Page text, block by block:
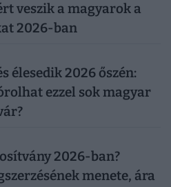
veszik a magyarok a
2026-ban
élesedik 2026 őszén:
ezzel sok magyar
2026-ban?
menete, ára